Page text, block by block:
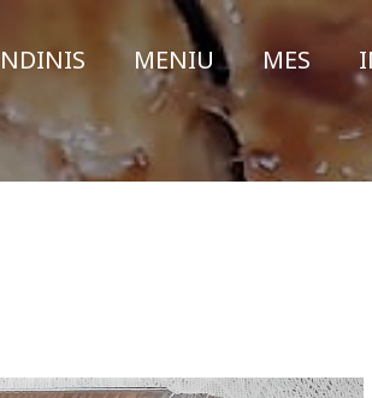
MENIU MES